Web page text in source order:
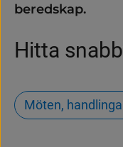
beredskap.
Hitta
Möten,